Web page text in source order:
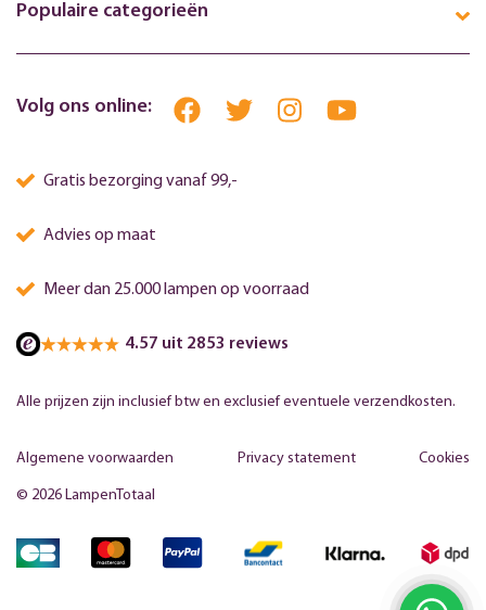
Populaire categorieën
Volg ons online:
Gratis bezorging vanaf 99,-
Advies op maat
Meer dan 25.000 lampen op voorraad
4.57 uit 2853 reviews
Alle prijzen zijn inclusief btw en exclusief eventuele verzendkosten.
© 2026 LampenTotaal
Algemene voorwaarden Privacy statement Cookies